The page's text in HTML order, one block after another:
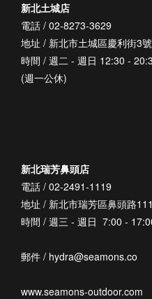
新北土城店
電話 / 02-8273-3629
地址 / 新北市土城區慶利街3號
時間 / 週二 - 週日 12:30 -
(週一公休)
新北瑞芳鼻頭店
電話 / 02-2491-1119
地址 / 新北市瑞芳區鼻頭路
時間 / 週三 - 週日 7:00 -
郵件 / hydra@seamons.co
www.seamons-outdoor.com